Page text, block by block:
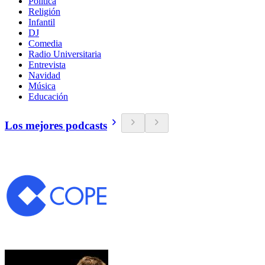
Religión
Infantil
DJ
Comedia
Radio Universitaria
Entrevista
Navidad
Música
Educación
Los mejores podcasts